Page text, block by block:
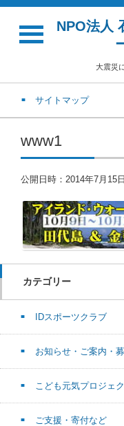
NPO法人
大震災
サイトマップ
www1
公開日時： 2014年7月15日
カテゴリー
IDスポーツクラブ
お知らせ・ご案内・
こども元気プロジェ
ご支援・寄付など